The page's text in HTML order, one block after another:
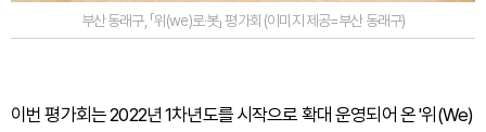
부산 동래구, 「위(we)로·봇」 평가회 (이미지 제공=부산 동래구)
이번 평가회는 2022년 1차년도를 시작으로 확대 운영되어 온 '위(We)